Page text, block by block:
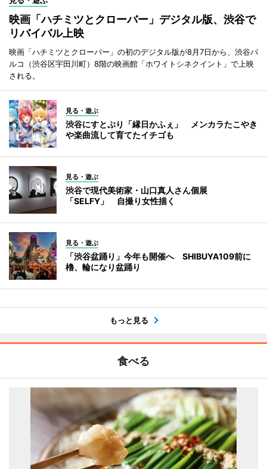
映画「ハチミツとクローバー」デジタル版、渋谷で
リバイバル上映
映画「ハチミツとクローバー」の初のデジタル版が8月7日から、渋谷パ
ルコ（渋谷区宇田川町）8階の映画館「ホワイトシネクイント」で上映
される。
見る・遊ぶ
渋谷にすとぷり「縁日かふぇ」 メンカラたこやき
や楽曲流して育てたイチゴも
見る・遊ぶ
渋谷で現代美術家・山口真人さん個展
「SELFY」 自撮り女性描く
見る・遊ぶ
「渋谷盆踊り」今年も開催へ SHIBUYA109前に
櫓、輪になり盆踊り
もっと見る
食べる